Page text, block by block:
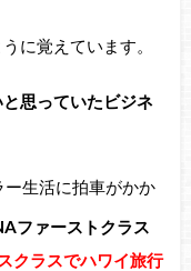
に覚えています。
思っていたビジネ
生活に拍車がかか
ファーストクラス
クラスでハワイ旅行